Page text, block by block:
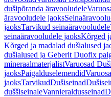
dušipõranda äravooludele
äravooludele jaoks
jaoksTarvikud seinaäravooludele
seinaäravooludele jaoksKõrged
Kõrged ja madalad dušialused
dušialused ja Geberit Duofix
mineraalmaterjalistVaruosad
jaoksPaigalduselemendid
jaoksTarvikudDušiseinad
duššiseinaleVannieraldusseinad